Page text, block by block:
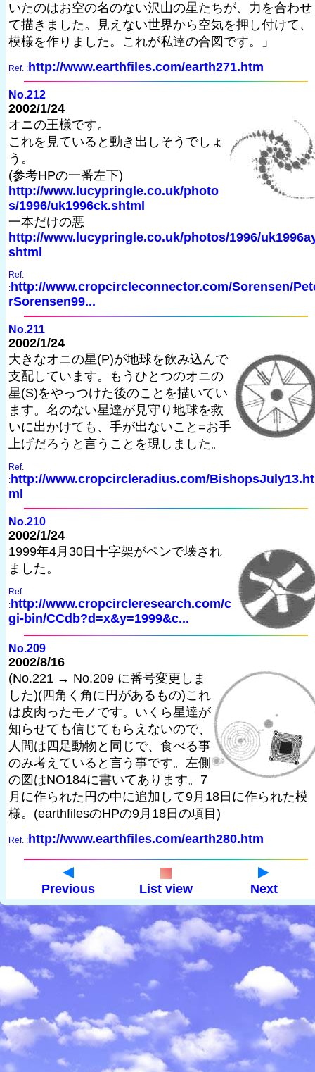
いたのはお空の名のない沢山の星たちが、力を合わせ
て描きました。見えない世界から空気を押し付けて、
模様を作りました。これが私達の合図です。」
Ref. : http://www.earthfiles.com/earth271.htm
No.212
2002/1/24
オニの王様です。
これを見ていると動き出しそうでしょ
う。
(参考HPの一番左下)
http://www.lucypringle.co.uk/photo
s/1996/uk1996ck.shtml
一本だけの悪
http://www.lucypringle.co.uk/photos/1996/
shtml
Ref.
: http://www.cropcircleconnector.com/Sorensen/
rSorensen99...
No.211
2002/1/24
大きなオニの星(P)が地球を飲み込んで
支配しています。もうひとつのオニの
星(S)をやっつけた後のことを描いてい
ます。名のない星達が見守り地球を救
いに出かけても、手が出ないこと=お手
上げだろうと言うことを現しました。
Ref.
: http://www.cropcircleradius.com/BishopsJuly13.ht
ml
No.210
2002/1/24
1999年4月30日十字架がペンで壊され
ました。
Ref.
: http://www.cropcircleresearch.com/c
gi-bin/CCdb?d=x&y=1999&c...
No.209
2002/8/16
(No.221 → No.209 に番号変更しま
した)(四角く角に円があるもの)これ
は皮肉ったモノです。いくら星達が
知らせても信じてもらえないので、
人間は四足動物と同じで、食べる事
のみ考えていると言う事です。左側
の図はNO184に書いてあります。7
月に作られた円の中に追加して9月18日に作られた模
様。(earthfilesのHPの9月18日の項目)
Ref. : http://www.earthfiles.com/earth280.htm
Previous List view Next